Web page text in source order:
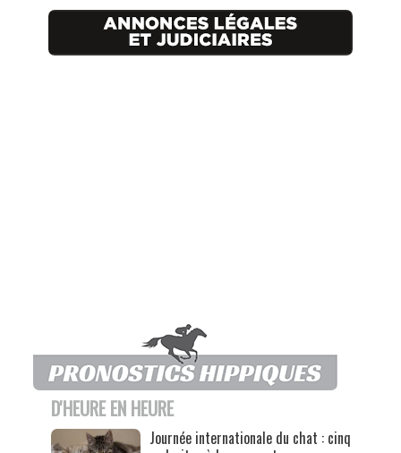
D'HEURE EN HEURE
Journée internationale du chat : cinq